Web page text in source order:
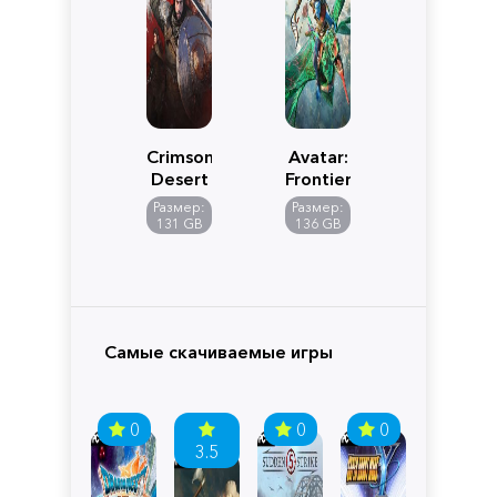
Crimson
Desert
Размер:
131 GB
Avatar:
Frontiers
of
Pandora
Размер:
136 GB
Самые скачиваемые игры
0
3.5
0 0